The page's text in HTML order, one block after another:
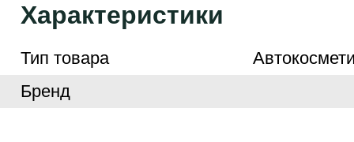
Характеристики
Тип товара
Бренд